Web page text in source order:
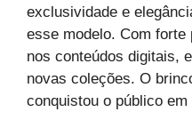
exclusividade e
esse modelo. Com forte
nos conteúdos digitais,
novas coleções. O
conquistou o público